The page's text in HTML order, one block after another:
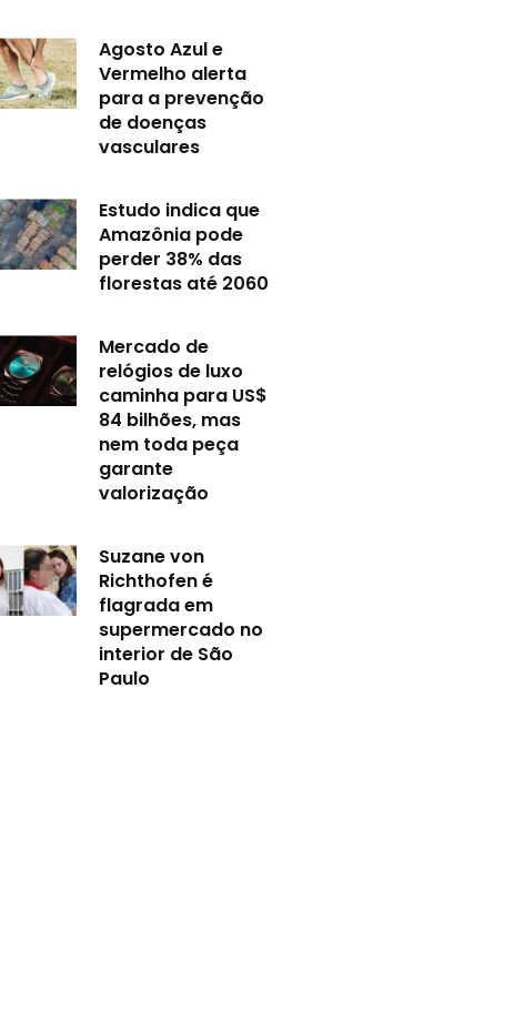
Agosto Azul e
Vermelho alerta
para a prevenção
de doenças
vasculares
Estudo indica que
Amazônia pode
perder 38% das
florestas até 2060
Mercado de
relógios de luxo
caminha para US$
84 bilhões, mas
nem toda peça
garante
valorização
Suzane von
Richthofen é
flagrada em
supermercado no
interior de São
Paulo